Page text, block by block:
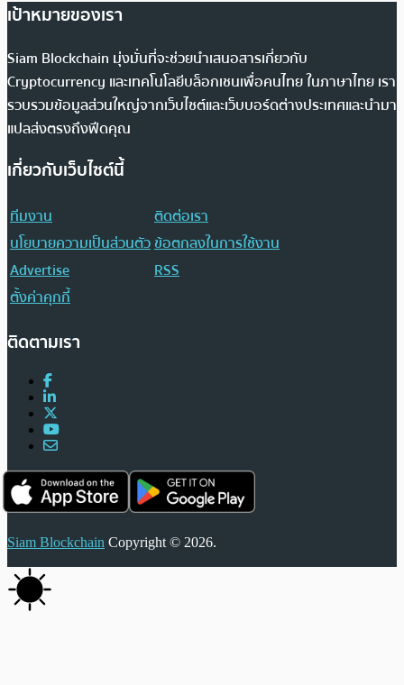
เป้าหมายของเรา
Siam Blockchain มุ่งมั่นที่จะช่วยนำเสนอสารเกี่ยวกับ
Cryptocurrency และเทคโนโลยีบล็อกเชนเพื่อคนไทย ในภาษาไทย เรา
รวบรวมข้อมูลส่วนใหญ่จากเว็บไซต์และเว็บบอร์ดต่างประเทศและนำมา
แปลส่งตรงถึงฟีดคุณ
เกี่ยวกับเว็บไซต์นี้
ทีมงาน
ติดต่อเรา
นโยบายความเป็นส่วนตัวข้อตกลงในการใช้งาน
Advertise
RSS
ตั้งค่าคุกกี้
ติดตามเรา
Siam Blockchain Copyright © 2026.